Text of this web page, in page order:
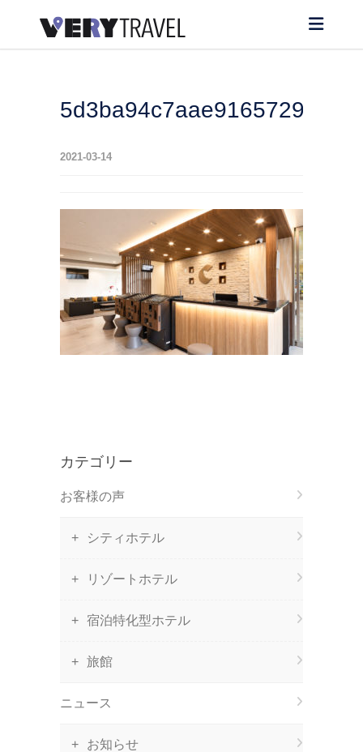
2021-03-14
カテゴリー
お客様の声
シティホテル
リゾートホテル
宿泊特化型ホテル
旅館
ニュース
お知らせ